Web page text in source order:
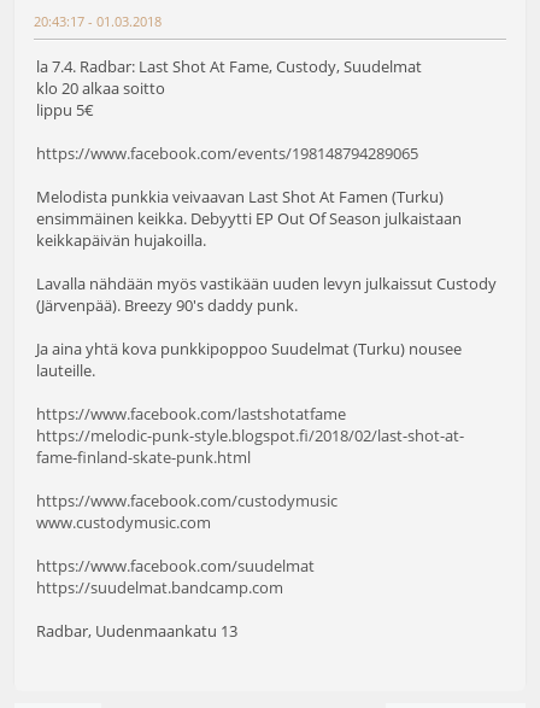
20:43:17 - 01.03.2018
la 7.4. Radbar: Last Shot At Fame, Custody, Suudelmat
klo 20 alkaa soitto
lippu 5€
https://www.facebook.com/events/198148794289065
Melodista punkkia veivaavan Last Shot At Famen (Turku)
ensimmäinen keikka. Debyytti EP Out Of Season julkaistaan
keikkapäivän hujakoilla.
Lavalla nähdään myös vastikään uuden levyn julkaissut Custody
(Järvenpää). Breezy 90's daddy punk.
Ja aina yhtä kova punkkipoppoo Suudelmat (Turku) nousee
lauteille.
https://www.facebook.com/lastshotatfame
https://melodic-punk-style.blogspot.fi/2018/02/last-shot-at-
fame-finland-skate-punk.html
https://www.facebook.com/custodymusic
www.custodymusic.com
https://www.facebook.com/suudelmat
https://suudelmat.bandcamp.com
Radbar, Uudenmaankatu 13